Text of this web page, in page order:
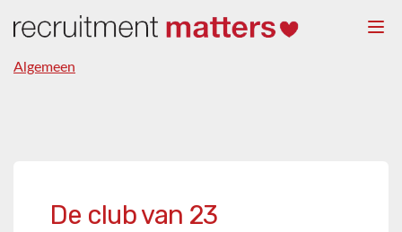
Algemeen
De club van 23